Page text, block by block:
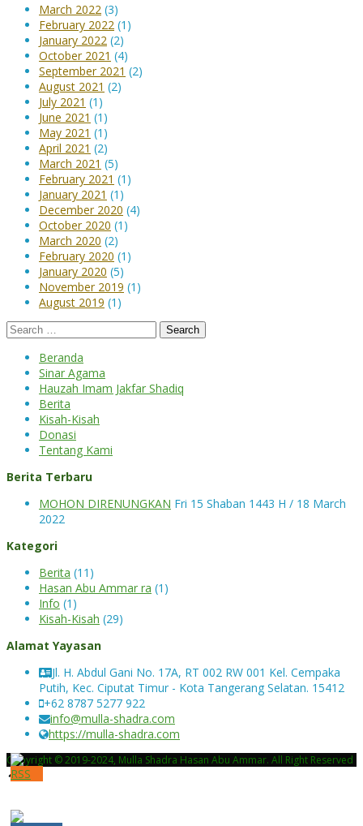
March 2022 (3)
February 2022 (1)
January 2022 (2)
October 2021 (4)
September 2021 (2)
August 2021 (2)
July 2021 (1)
June 2021 (1)
May 2021 (1)
April 2021 (2)
March 2021 (5)
February 2021 (1)
January 2021 (1)
December 2020 (4)
October 2020 (1)
March 2020 (2)
February 2020 (1)
January 2020 (5)
November 2019 (1)
August 2019 (1)
Beranda
Sinar Agama
Hauzah Imam Jakfar Shadiq
Berita
Kisah-Kisah
Donasi
Tentang Kami
Berita Terbaru
MOHON DIRENUNGKAN Fri 15 Shaban 1443 H / 18 March
2022
Kategori
Berita (11)
Hasan Abu Ammar ra (1)
Info (1)
Kisah-Kisah (29)
Alamat Yayasan
Jl. H. Abdul Gani No. 17A, RT 002 RW 001 Kel. Cempaka
Putih, Kec. Ciputat Timur - Kota Tangerang Selatan. 15412
+62 8787 5277 922
info@mulla-shadra.com
https://mulla-shadra.com
Copyright © 2019-2024, Mulla Shadra Hasan Abu Ammar. All Right Reserved